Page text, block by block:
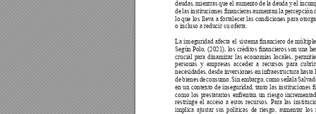
deudas, mientras que el aumento de la deuda y el
de las instituciones nancieras aumentan la percepción
lo que los lleva a fortalecer las condiciones para
o incluso a reducir su oferta.
La inseguridad afecta el sistema nanciero de
Según Polo, (2021), los créditos nancieros son una
crucial para dinamizar las economías locales,
personas y empresas acceder a recursos para
necesidades, desde inversiones en infraestructura
de bienes de consumo. Sin embargo, como señala
en un contexto de inseguridad, tanto las instituciones
como los prestatarios enfrentan un riesgo
restringe el acceso a estos recursos. Para las
implica ajustar sus políticas de riesgo, aumentar los